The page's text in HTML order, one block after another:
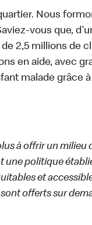
Nous
vous que,
2,5 millions de
en aide, avec
malade grâce
à offrir un milieu
une politique
et
sont offerts sur